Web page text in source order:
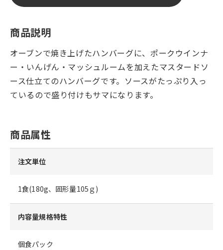
商品説明
オーブンで焼き上げたハンバーグに、ポークウインナ
ー・いんげん・マッシュルームを加えたマスタードソ
ース仕立てのハンバーグです。ソースがたっぷり入っ
ているので盛り付けもサマになります。
商品属性
注文単位
1食(180g、固形量105ｇ)
内容量規格特性
個食パック